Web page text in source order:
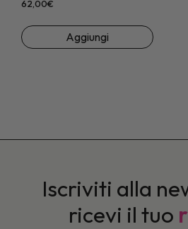
62,00€
Aggiungi
Iscriviti alla
ricevi il tuo